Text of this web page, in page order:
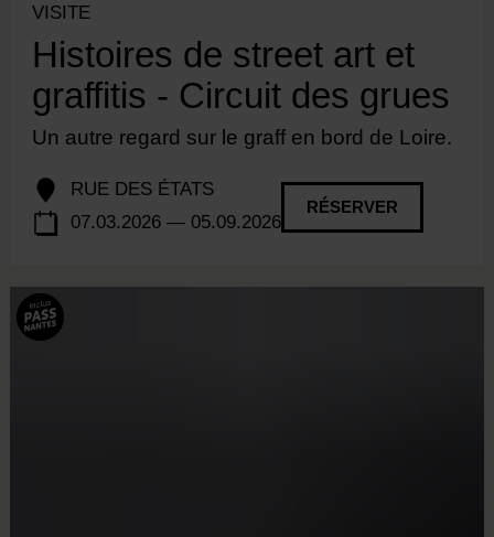
VISITE
Histoires de street art et
graffitis - Circuit des grues
Un autre regard sur le graff en bord de Loire.
RUE DES ÉTATS
07.03.2026 — 05.09.2026
RÉSERVER